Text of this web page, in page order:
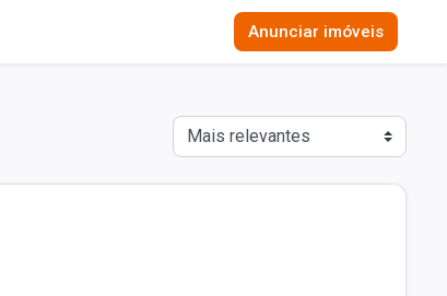
Anunciar imóveis